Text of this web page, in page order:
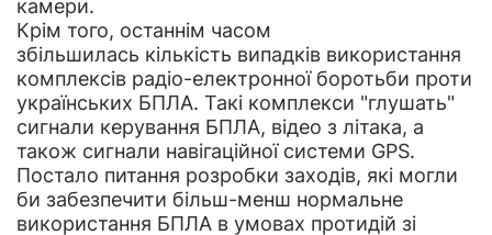
камери.
Крім того, останнім часом
збільшилась кількість випадків використання
комплексів радіо-електронної боротьби проти
українських БПЛА. Такі комплекси "глушать"
сигнали керування БПЛА, відео з літака, а
також сигнали навігаційної системи GPS.
Постало питання розробки заходів, які могли
би забезпечити більш-менш нормальне
використання БПЛА в умовах протидій зі